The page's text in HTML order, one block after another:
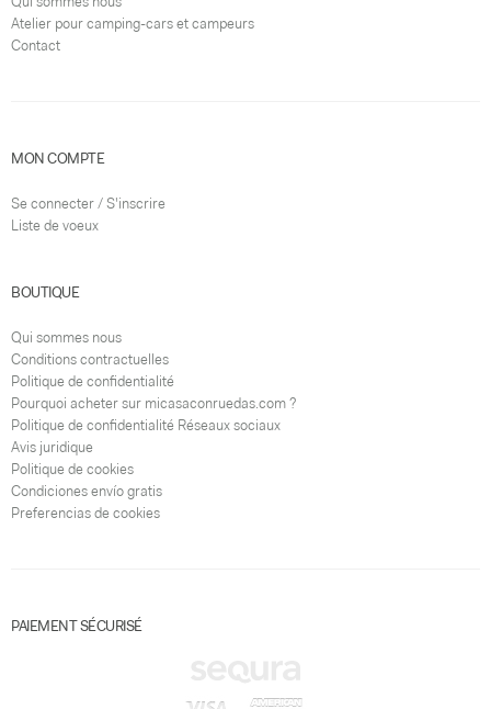
Atelier pour camping-cars et campeurs
Contact
MON COMPTE
Se connecter / S'inscrire
Liste de voeux
BOUTIQUE
Qui sommes nous
Conditions contractuelles
Politique de confidentialité
Pourquoi acheter sur micasaconruedas.com ?
Politique de confidentialité Réseaux sociaux
Avis juridique
Politique de cookies
Condiciones envío gratis
Preferencias de cookies
PAIEMENT SÉCURISÉ